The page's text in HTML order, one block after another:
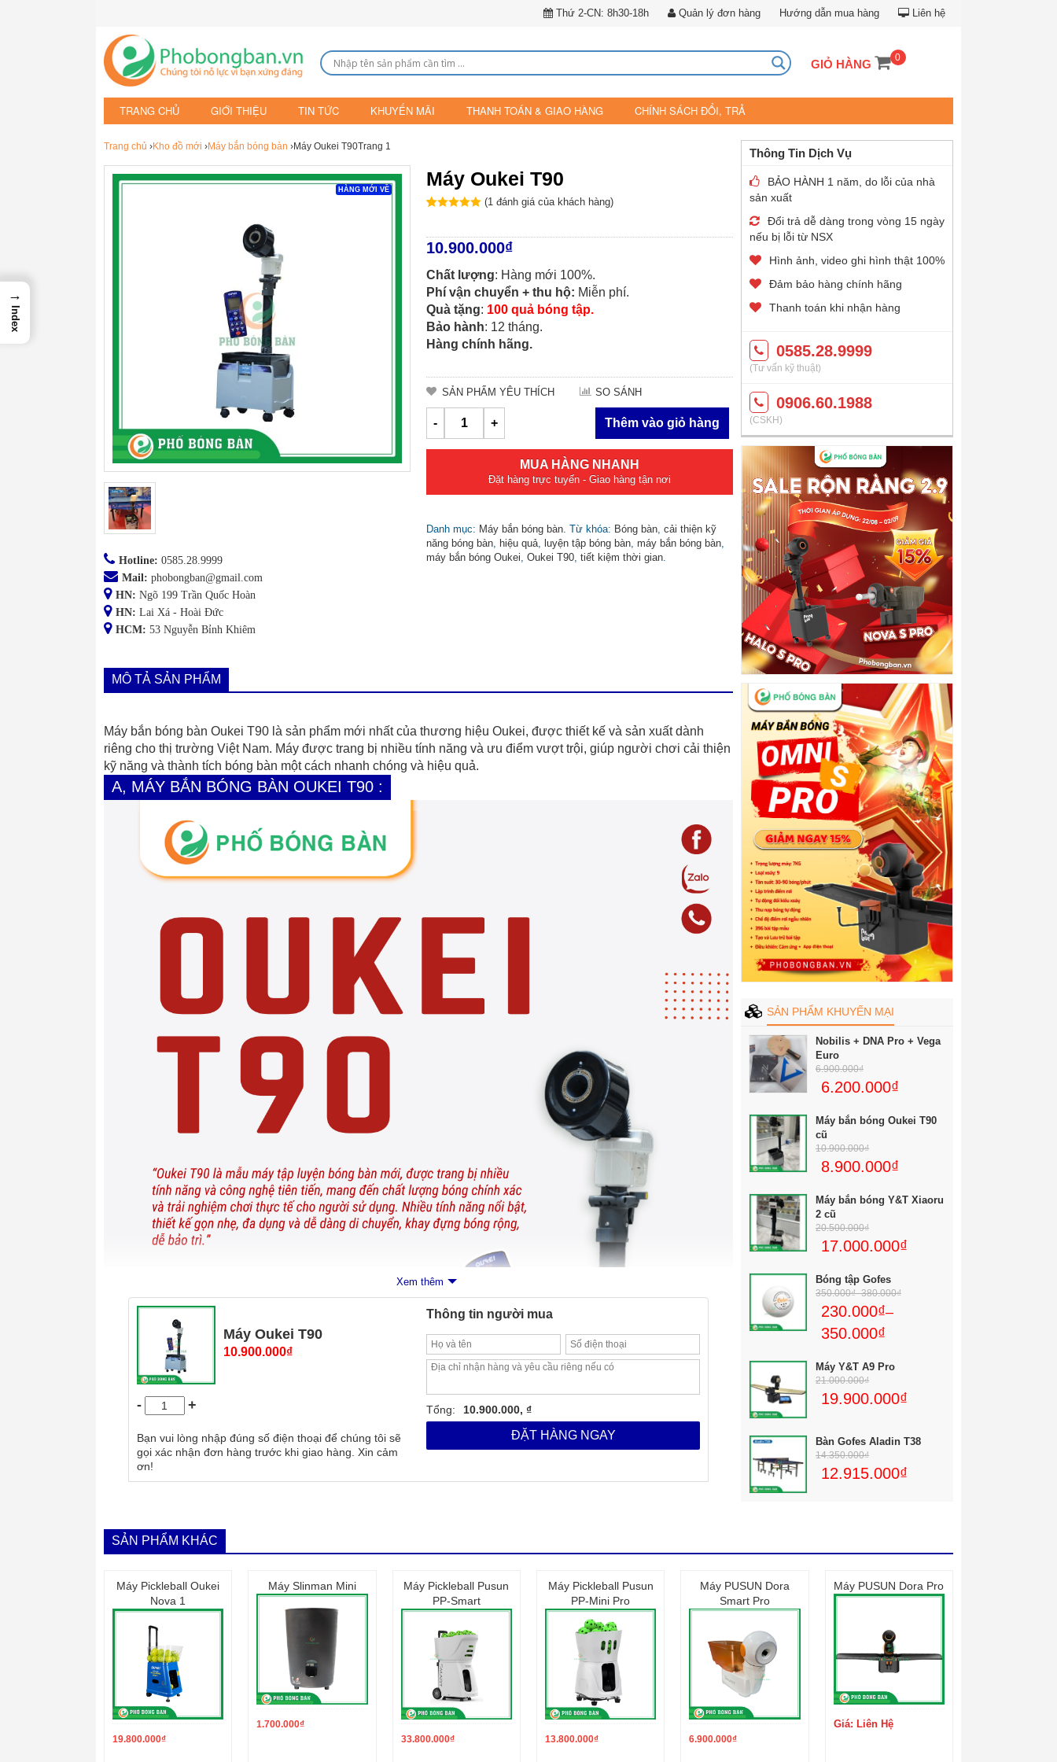
Thứ 2-CN: 8h30-18h Quản lý đơn hàng Hướng dẫn mua hàng Liên hệ
GIỎ HÀNG 0
TRANG CHỦ GIỚI THIỆU TIN TỨC KHUYẾN MÃI THANH TOÁN & GIAO HÀNG CHÍNH SÁCH ĐỔI, TRẢ
Trang chủ ›Kho đồ mới ›Máy bắn bóng bàn ›Máy Oukei T90Trang 1
HÀNG MỚI VỀ
Hotline: 0585.28.9999
Mail: phobongban@gmail.com
HN: Ngõ 199 Trần Quốc Hoàn
HN: Lai Xá - Hoài Đức
HCM: 53 Nguyễn Bỉnh Khiêm
Máy Oukei T90
chọn của
khách hàng
(1 đánh giá của khách hàng)
10.900.000₫
Chất lượng: Hàng mới 100%.
Phí vận chuyển + thu hộ: Miễn phí.
Quà tặng: 100 quả bóng tập.
Bảo hành: 12 tháng.
Hàng chính hãng.
SẢN PHẨM YÊU THÍCH SO SÁNH
- + Thêm vào giỏ hàng
MUA HÀNG NHANH
Đặt hàng trực tuyến - Giao hàng tận nơi
Danh mục: Máy bắn bóng bàn Từ khóa: Bóng bàn cải thiện kỹ
năng bóng bàn hiệu quả luyện tập bóng bàn máy bắn bóng bàn
máy bắn bóng Oukei Oukei T90 tiết kiệm thời gian
MÔ TẢ SẢN PHẨM
Máy bắn bóng bàn Oukei T90 là sản phẩm mới nhất của thương hiệu Oukei, được thiết kế và sản xuất dành
riêng cho thị trường Việt Nam. Máy được trang bị nhiều tính năng và ưu điểm vượt trội, giúp người chơi cải thiện
kỹ năng và thành tích bóng bàn một cách nhanh chóng và hiệu quả.
A, MÁY BẮN BÓNG BÀN OUKEI T90 :
– Khả năng di chuyển linh hoạt với 4 bánh xe.
– Khung thu bóng tách rời với máy dễ dàng thay đổi vị trí bắn bóng của máy.
– Khay đựng bóng lớn có thể chứa tới 200 quả.
Xem thêm
Máy Oukei T90
10.900.000₫
- +
Bạn vui lòng nhập đúng số điện thoại để chúng tôi sẽ
gọi xác nhận đơn hàng trước khi giao hàng. Xin cảm
ơn!
Thông tin người mua
Tổng: 10.900.000, ₫
ĐẶT HÀNG NGAY
Thông Tin Dịch Vụ
BẢO HÀNH 1 năm, do lỗi của nhà
sản xuất
Đổi trả dễ dàng trong vòng 15 ngày
nếu bị lỗi từ NSX
Hình ảnh, video ghi hình thật 100%
Đảm bảo hàng chính hãng
Thanh toán khi nhận hàng
0585.28.9999
(Tư vấn kỹ thuật)
0906.60.1988
(CSKH)
SẢN PHẨM KHUYẾN MẠI
Nobilis + DNA Pro + Vega
Euro
6.900.000₫
6.200.000₫
Máy bắn bóng Oukei T90
cũ
10.900.000₫
8.900.000₫
Máy bắn bóng Y&T Xiaoru
2 cũ
20.500.000₫
17.000.000₫
Bóng tập Gofes
350.000₫–380.000₫
230.000₫–
350.000₫
Máy Y&T A9 Pro
21.000.000₫
19.900.000₫
Bàn Gofes Aladin T38
14.350.000₫
12.915.000₫
SẢN PHẨM KHÁC
Máy Pickleball Oukei
Nova 1
19.800.000₫
Máy Slinman Mini
1.700.000₫
Máy Pickleball Pusun
PP-Smart
33.800.000₫
Máy Pickleball Pusun
PP-Mini Pro
13.800.000₫
Máy PUSUN Dora
Smart Pro
6.900.000₫
Máy PUSUN Dora Pro
Giá: Liên Hệ
→
Index